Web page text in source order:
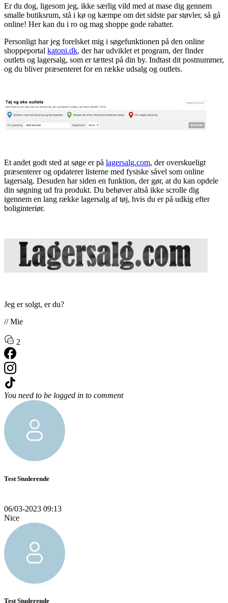
Er du dog, ligesom jeg, ikke særlig vild med at mase dig gennem
smalle butiksrum, stå i kø og kæmpe om det sidste par støvler, så gå
online! Her kan du i ro og mag shoppe gode rabatter.
Personligt har jeg forelsket mig i søgefunktionen på den online
shoppeportal katoni.dk, der har udviklet et program, der finder
outlets og lagersalg, som er tættest på din by. Indtast dit postnummer,
og du bliver præsenteret for en række udsalg og outlets.
Et andet godt sted at søge er på lagersalg.com, der overskueligt
præsenterer og opdaterer listerne med fysiske såvel som online
lagersalg. Desuden har siden en funktion, der gør, at du kan opdele
din søgning ud fra produkt. Du behøver altså ikke scrolle dig
igennem en lang række lagersalg af tøj, hvis du er på udkig efter
boliginteriør.
Jeg er solgt, er du?
// Mie
2
You need to be logged in to comment
Test Studerende
06/03-2023 09:13
Nice
Test Studerende